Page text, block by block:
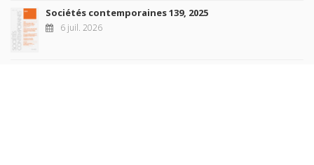
Sociétés contemporaines 139, 2025
6 juil. 2026